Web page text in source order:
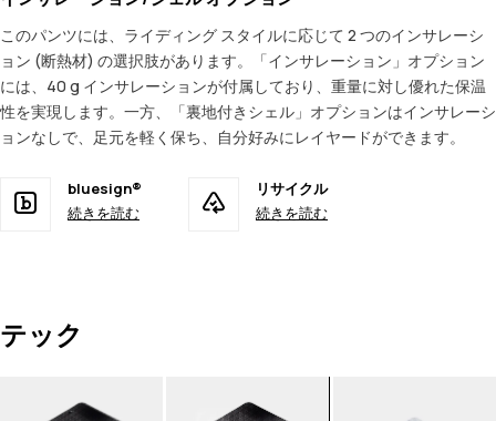
このパンツには、ライディング スタイルに応じて 2 つのインサレーシ
ョン (断熱材) の選択肢があります。「インサレーション」オプション
には、40 g インサレーションが付属しており、重量に対し優れた保温
性を実現します。一方、「裏地付きシェル」オプションはインサレーシ
ョンなしで、足元を軽く保ち、自分好みにレイヤードができます。
bluesign®
続きを読む
リサイクル
続きを読む
テック